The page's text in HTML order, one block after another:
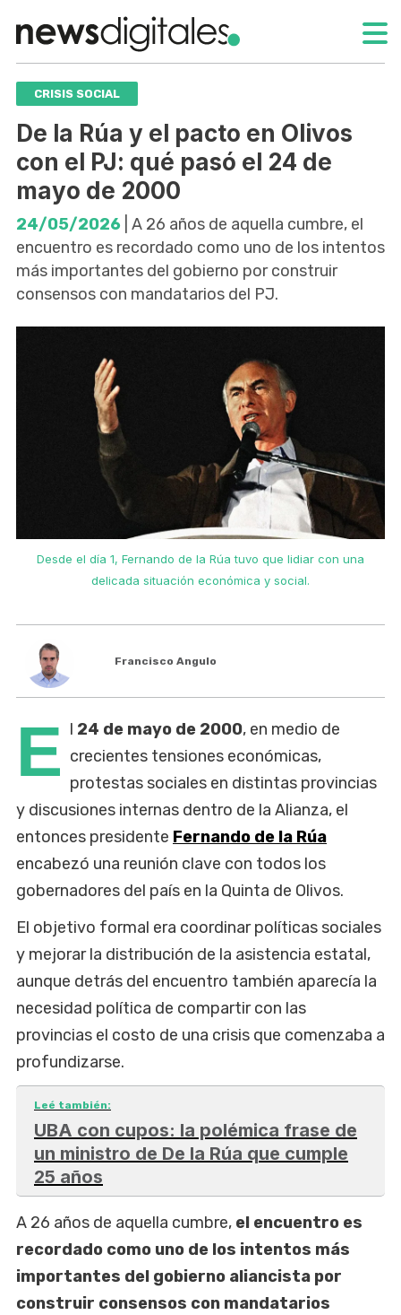
CRISIS SOCIAL
De la Rúa y el pacto en Olivos
con el PJ: qué pasó el 24 de
mayo de 2000
24/05/2026 | A 26 años de aquella cumbre, el
encuentro es recordado como uno de los intentos
más importantes del gobierno por construir
consensos con mandatarios del PJ.
Desde el día 1, Fernando de la Rúa tuvo que lidiar con una
delicada situación económica y social.
Francisco Angulo
E l 24 de mayo de 2000, en medio de
crecientes tensiones económicas,
protestas sociales en distintas provincias
y discusiones internas dentro de la Alianza, el
entonces presidente Fernando de la Rúa
encabezó una reunión clave con todos los
gobernadores del país en la Quinta de Olivos.
El objetivo formal era coordinar políticas sociales
y mejorar la distribución de la asistencia estatal,
aunque detrás del encuentro también aparecía la
necesidad política de compartir con las
provincias el costo de una crisis que comenzaba a
profundizarse.
Leé también:
UBA con cupos: la polémica frase de
un ministro de De la Rúa que cumple
25 años
A 26 años de aquella cumbre, el encuentro es
recordado como uno de los intentos más
importantes del gobierno aliancista por
construir consensos con mandatarios